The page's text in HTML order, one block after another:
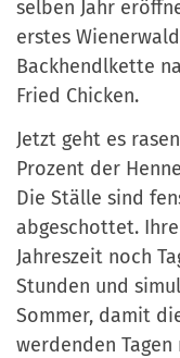
selben Jahr
erstes
Backhendlkette
Fried Chicken.
Jetzt geht es
Prozent der
Die Ställe sind
abgeschottet.
Jahreszeit noch
Stunden und
Sommer, damit
werdenden